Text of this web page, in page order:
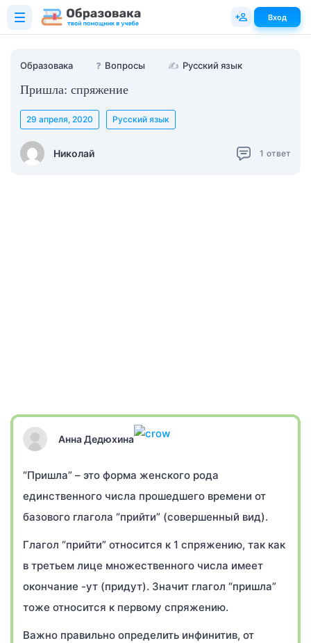
Образовака ❓ Вопросы ✍ Русский язык
Пришла: спряжение
Николай
29 апреля, 2020 Русский язык
1 ответ
Анна Дедюхина
“Пришла” – это форма женского рода
единственного числа прошедшего времени от
базового глагола “прийти” (совершенный вид).
Глагол “прийти” относится к 1 спряжению, так как
в третьем лице множественного числа имеет
окончание -ут (придут). Значит глагол “пришла”
тоже относится к первому спряжению.
Важно правильно определить инфинитив, от
Вход